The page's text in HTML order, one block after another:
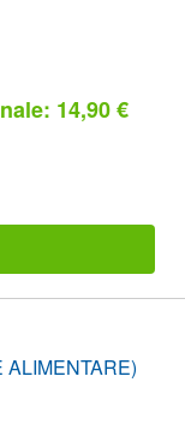
14,90 €
ALIMENTARE)